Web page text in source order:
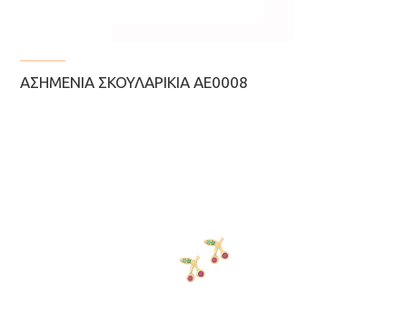
ΑΣΗΜΈΝΙΑ ΣΚΟΥΛΑΡΊΚΙΑ ΑΕ0008